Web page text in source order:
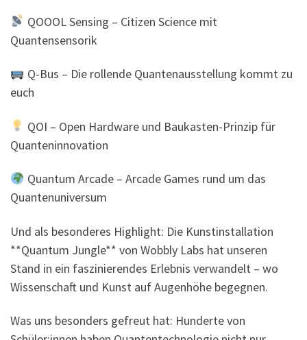
QOOOL Sensing – Citizen Science mit
Quantensensorik
Q-Bus – Die rollende Quantenausstellung kommt zu
euch
QOI – Open Hardware und Baukasten-Prinzip für
Quanteninnovation
Quantum Arcade – Arcade Games rund um das
Quantenuniversum
Und als besonderes Highlight: Die Kunstinstallation
**Quantum Jungle** von Wobbly Labs hat unseren
Stand in ein faszinierendes Erlebnis verwandelt – wo
Wissenschaft und Kunst auf Augenhöhe begegnen.
Was uns besonders gefreut hat: Hunderte von